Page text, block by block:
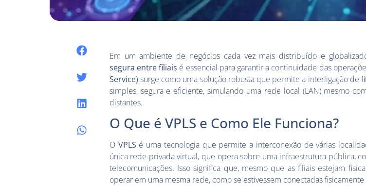
Em um ambiente de negócios cada vez mais distribuído e
segura entre filiais é essencial para garantir a continuidade das
Service) surge como uma solução robusta que permite a interligação de
simples, segura e eficiente, simulando uma rede local (LAN) mesmo
distantes.
O Que é VPLS e Como Ele Funciona?
O VPLS é uma tecnologia que permite a interconexão de várias
única rede privada virtual, que opera sobre uma infraestrutura pública,
telecomunicações. Isso significa que, mesmo que as filiais estejam
operar em uma mesma rede, como se estivessem conectadas